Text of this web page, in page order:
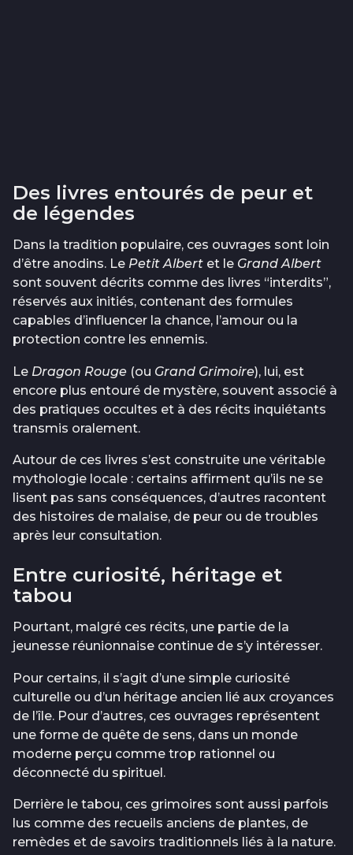
Des livres entourés de peur et
de légendes
Dans la tradition populaire, ces ouvrages sont loin
d’être anodins. Le Petit Albert et le Grand Albert
sont souvent décrits comme des livres “interdits”,
réservés aux initiés, contenant des formules
capables d’influencer la chance, l’amour ou la
protection contre les ennemis.
Le Dragon Rouge (ou Grand Grimoire), lui, est
encore plus entouré de mystère, souvent associé à
des pratiques occultes et à des récits inquiétants
transmis oralement.
Autour de ces livres s’est construite une véritable
mythologie locale : certains affirment qu’ils ne se
lisent pas sans conséquences, d’autres racontent
des histoires de malaise, de peur ou de troubles
après leur consultation.
Entre curiosité, héritage et
tabou
Pourtant, malgré ces récits, une partie de la
jeunesse réunionnaise continue de s’y intéresser.
Pour certains, il s’agit d’une simple curiosité
culturelle ou d’un héritage ancien lié aux croyances
de l’île. Pour d’autres, ces ouvrages représentent
une forme de quête de sens, dans un monde
moderne perçu comme trop rationnel ou
déconnecté du spirituel.
Derrière le tabou, ces grimoires sont aussi parfois
lus comme des recueils anciens de plantes, de
remèdes et de savoirs traditionnels liés à la nature.